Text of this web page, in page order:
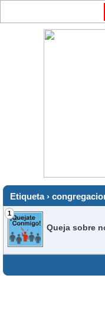
Etiqueta ›
1
Queja sobre